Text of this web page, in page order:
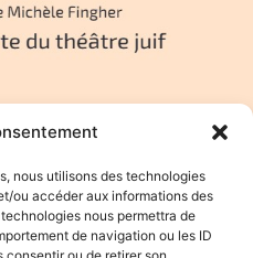
nous utilisons des technologies
ou accéder aux informations des
nous permettra de
de navigation ou les ID